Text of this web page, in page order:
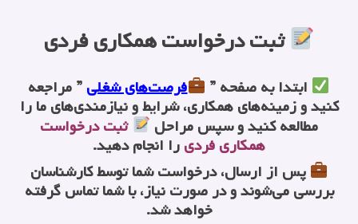
ثبت درخواست همکاری فردی
ابتدا به صفحه ” فرصت‌های شغلی ” مراجعه
کنید و زمینه‌های همکاری، شرایط و نیازمندی‌های ما را
مطالعه کنید و سپس مراحل
ثبت درخواست
همکاری فردی را انجام دهید.
پس از ارسال، درخواست شما توسط کارشناسان
بررسی می‌شوند و در صورت نیاز، با شما تماس گرفته
خواهد شد.